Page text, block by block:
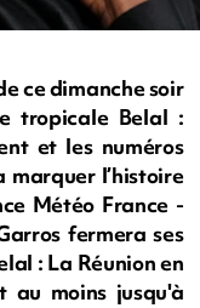
ce dimanche soir
tropicale Belal :
et les numéros
marquer l’histoire
Météo France -
fermera ses
: La Réunion en
au moins jusqu'à